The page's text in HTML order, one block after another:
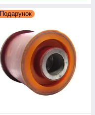
Подарунок